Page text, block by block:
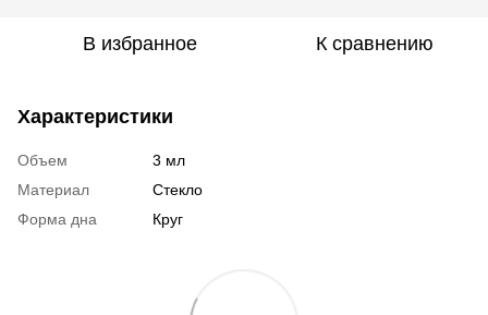
В избранное К сравнению
Характеристики
Объем
3 мл
Материал
Стекло
Форма дна
Круг